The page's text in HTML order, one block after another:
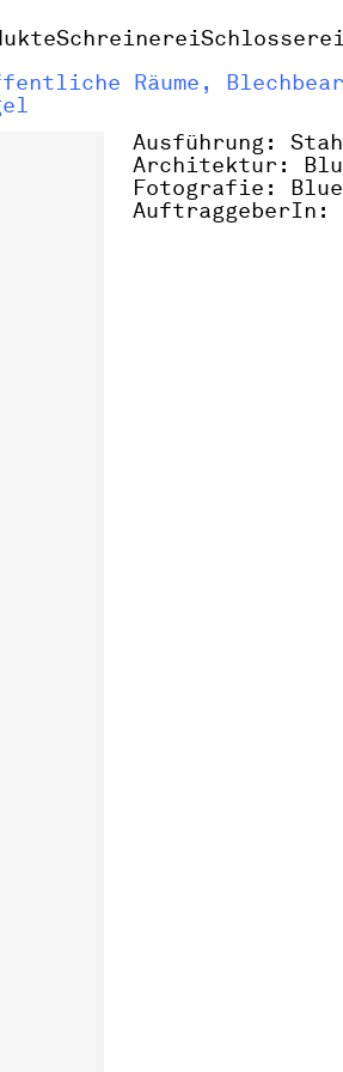
Schreinerei
Räume,
Ausführung:
Architektur:
Fotografie:
AuftraggeberIn: